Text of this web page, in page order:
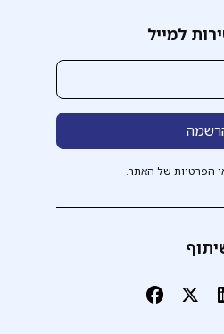
למייל
הפרטיות של האתר.